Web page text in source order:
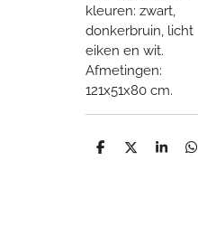
kleuren: zwart,
donkerbruin, licht
eiken en wit.
Afmetingen:
121x51x80 cm.
D
D
S
D